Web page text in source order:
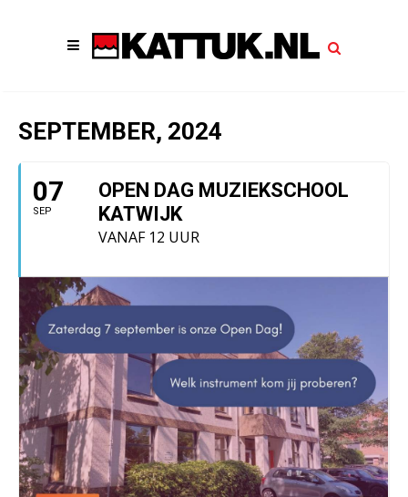
SEPTEMBER, 2024
07
SEP
OPEN DAG MUZIEKSCHOOL
KATWIJK
VANAF 12 UUR